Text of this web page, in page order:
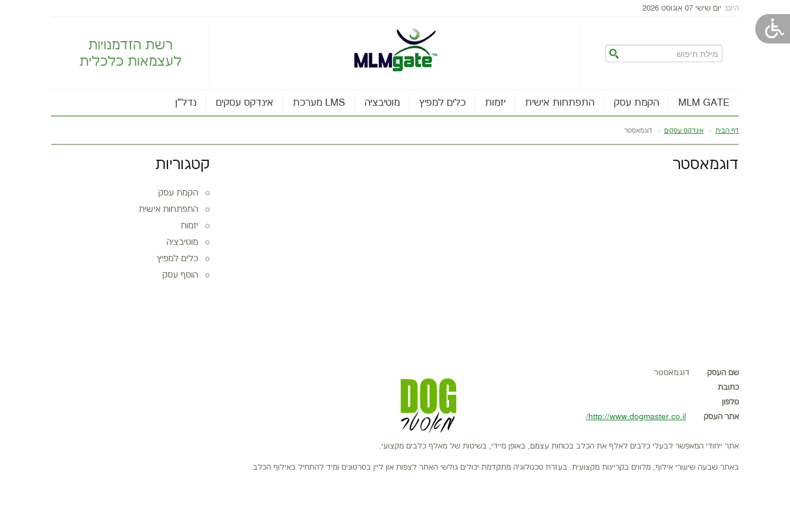
היום: יום שישי 07 אוגוסט 2026
רשת הזדמנויות
לעצמאות כלכלית
MLM GATE הקמת עסק התפתחות אישית יזמות כלים למפיץ מוטיבציה מערכת LMS אינדקס עסקים נדל"ן
דף הבית אינדקס עסקים דוגמאסטר
דוגמאסטר
שם העסק
דוגמאסטר
כתובת
טלפון
אתר העסק
http://www.dogmaster.co.il/
אתר ייחודי המאפשר לבעלי כלבים לאלף את הכלב בכוחות עצמם, באופן מיידי, בשיטות של מאלף כלבים מקצועי.
באתר שבעה שיעורי אילוף, מלווים בקריינות מקצועית. בעזרת טכנולוגיה מתקדמת יכולים גולשי האתר לצפות און ליין בסרטונים ומיד להתחיל באילוף הכלב.
קטגוריות
הקמת עסק
התפתחות אישית
יזמות
מוטיבציה
כלים למפיץ
הוסף עסק